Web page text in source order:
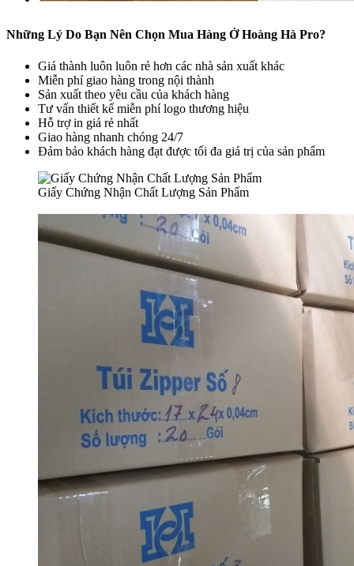
Những Lý Do Bạn Nên Chọn Mua Hàng Ở Hoàng Hà Pro?
Giá thành luôn luôn rẻ hơn các nhà sản xuất khác
Miễn phí giao hàng trong nội thành
Sản xuất theo yêu cầu của khách hàng
Tư vấn thiết kế miễn phí logo thương hiệu
Hỗ trợ in giá rẻ nhất
Giao hàng nhanh chóng 24/7
Đảm bảo khách hàng đạt được tối đa giá trị của sản phẩm
Giấy Chứng Nhận Chất Lượng Sản Phẩm